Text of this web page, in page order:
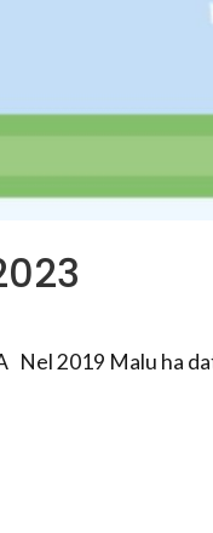
Nel 2019 Malu ha